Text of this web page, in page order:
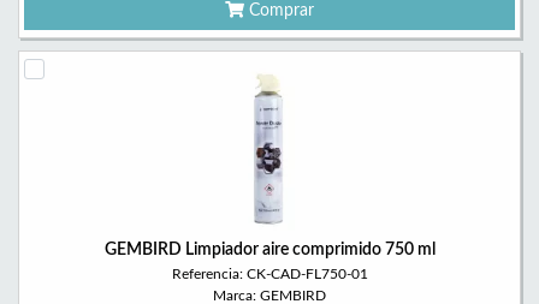
Comprar
GEMBIRD Limpiador aire comprimido 750 ml
Referencia: CK-CAD-FL750-01
Marca: GEMBIRD